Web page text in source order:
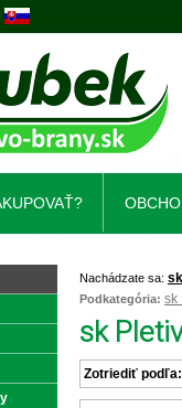
Nachádzate sa:
Podkategória: sk
sk
Zotriediť podľa: